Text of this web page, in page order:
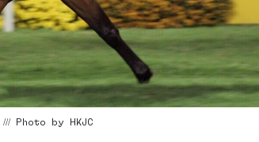
/// Photo by HKJC